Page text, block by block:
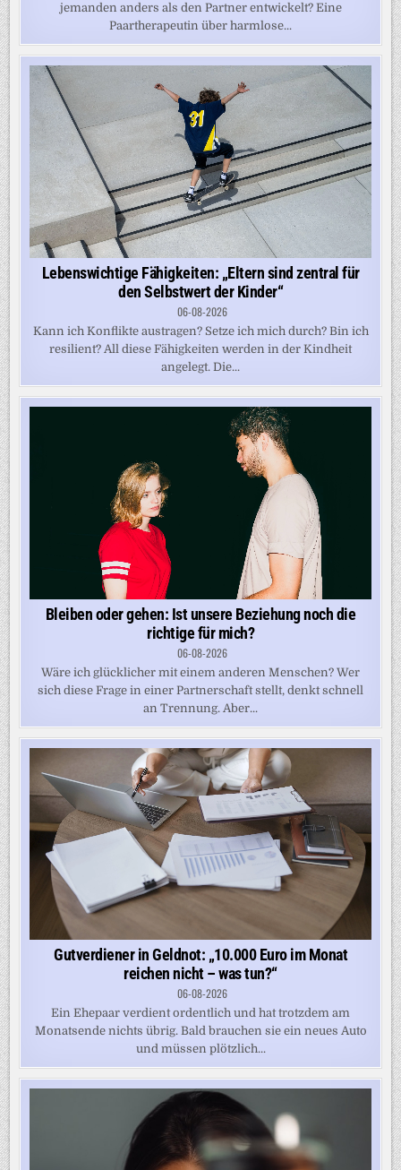
jemanden anders als den Partner entwickelt? Eine
Paartherapeutin über harmlose...
Lebenswichtige Fähigkeiten: „Eltern sind zentral für
den Selbstwert der Kinder“
06-08-2026
Kann ich Konflikte austragen? Setze ich mich durch? Bin ich
resilient? All diese Fähigkeiten werden in der Kindheit
angelegt. Die...
Bleiben oder gehen: Ist unsere Beziehung noch die
richtige für mich?
06-08-2026
Wäre ich glücklicher mit einem anderen Menschen? Wer
sich diese Frage in einer Partnerschaft stellt, denkt schnell
an Trennung. Aber...
Gutverdiener in Geldnot: „10.000 Euro im Monat
reichen nicht – was tun?“
06-08-2026
Ein Ehepaar verdient ordentlich und hat trotzdem am
Monatsende nichts übrig. Bald brauchen sie ein neues Auto
und müssen plötzlich...